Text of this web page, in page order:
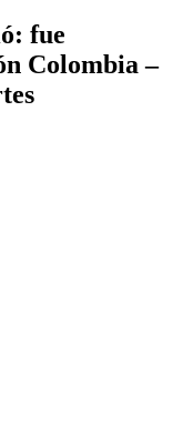
fue
Colombia –